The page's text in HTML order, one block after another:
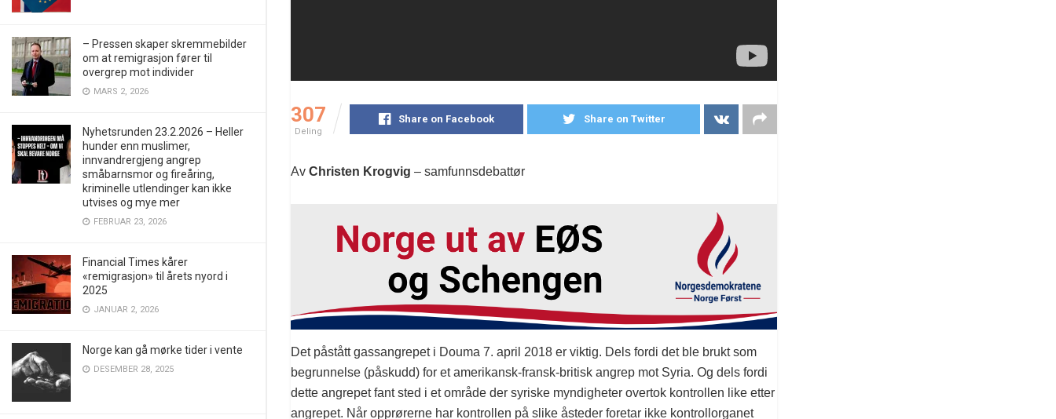
– Pressen skaper skremmebilder
om at remigrasjon fører til
overgrep mot individer
MARS 2, 2026
Nyhetsrunden 23.2.2026 – Heller
hunder enn muslimer,
innvandrergjeng angrep
småbarnsmor og fireåring,
kriminelle utlendinger kan ikke
utvises og mye mer
FEBRUAR 23, 2026
Financial Times kårer
«remigrasjon» til årets nyord i
2025
JANUAR 2, 2026
Norge kan gå mørke tider i vente
DESEMBER 28, 2025
307
Deling
Share on Facebook Share on Twitter
Av Christen Krogvig – samfunnsdebattør
Det påstått gassangrepet i Douma 7. april 2018 er viktig. Dels fordi det ble brukt som
begrunnelse (påskudd) for et amerikansk-fransk-britisk angrep mot Syria. Og dels fordi
dette angrepet fant sted i et område der syriske myndigheter overtok kontrollen like etter
angrepet. Når opprørerne har kontrollen på slike åsteder foretar ikke kontrollorganet